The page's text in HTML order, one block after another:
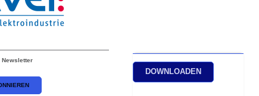
DOWNLOADEN
Newsletter